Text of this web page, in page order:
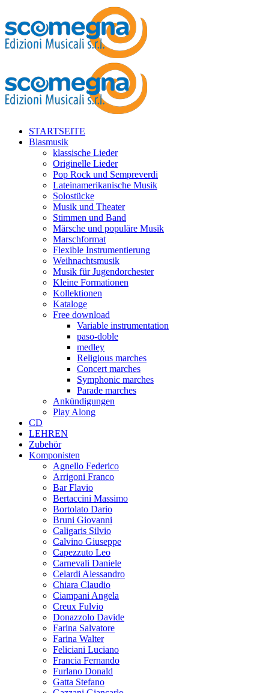
STARTSEITE
Blasmusik
klassische Lieder
Originelle Lieder
Pop Rock und Sempreverdi
Lateinamerikanische Musik
Solostücke
Musik und Theater
Stimmen und Band
Märsche und populäre Musik
Marschformat
Flexible Instrumentierung
Weihnachtsmusik
Musik für Jugendorchester
Kleine Formationen
Kollektionen
Kataloge
Free download
Variable instrumentation
paso-doble
medley
Religious marches
Concert marches
Symphonic marches
Parade marches
Ankündigungen
Play Along
CD
LEHREN
Zubehör
Komponisten
Agnello Federico
Arrigoni Franco
Bar Flavio
Bertaccini Massimo
Bortolato Dario
Bruni Giovanni
Caligaris Silvio
Calvino Giuseppe
Capezzuto Leo
Carnevali Daniele
Celardi Alessandro
Chiara Claudio
Ciampani Angela
Creux Fulvio
Donazzolo Davide
Farina Salvatore
Farina Walter
Feliciani Luciano
Francia Fernando
Furlano Donald
Gatta Stefano